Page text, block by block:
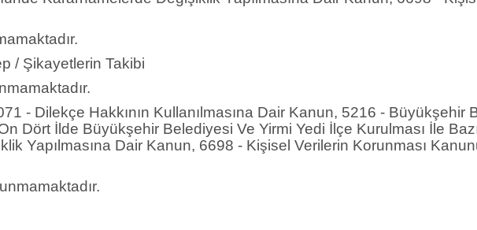
/ Şikayetlerin Takibi
- Dilekçe Hakkının Kullanılmasına Dair Kanun, 5216 - Büyükşehir
Dört İlde Büyükşehir Belediyesi Ve Yirmi Yedi İlçe Kurulması İle
Yapılmasına Dair Kanun, 6698 - Kişisel Verilerin Korunması